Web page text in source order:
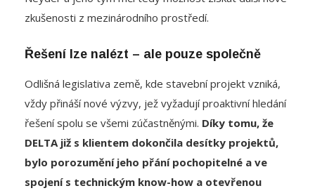
Řešení lze nalézt – ale pouze společně
Odlišná legislativa země, kde stavební projekt vzniká,
řešení spolu se všemi zúčastněnými.Díky tomu, že
DELTA již s klientem dokončila desítky projektů,
bylo porozumění jeho přání pochopitelné a ve
spojení s technickým know-how a otevřenou
komunikační kulturou, která byla po celou dobu